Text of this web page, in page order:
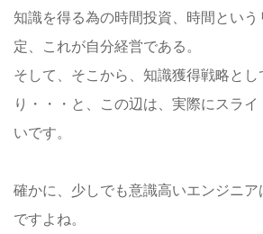
知識を得る為の時間投資、時間とい
定、これが自分経営である。
そして、そこから、知識獲得戦略と
り・・・と、この辺は、実際にスラ
いです。
確かに、少しでも意識高いエンジニ
ですよね。